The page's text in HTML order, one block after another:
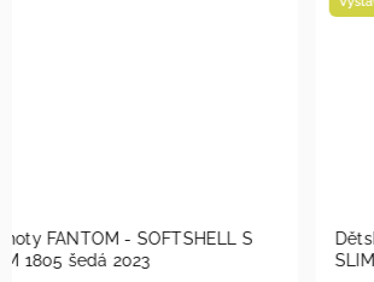
Dětské kalhoty FANTOM - SOFTSHELL
SLIM S BAMBUSEM černá KAL 1001 2023